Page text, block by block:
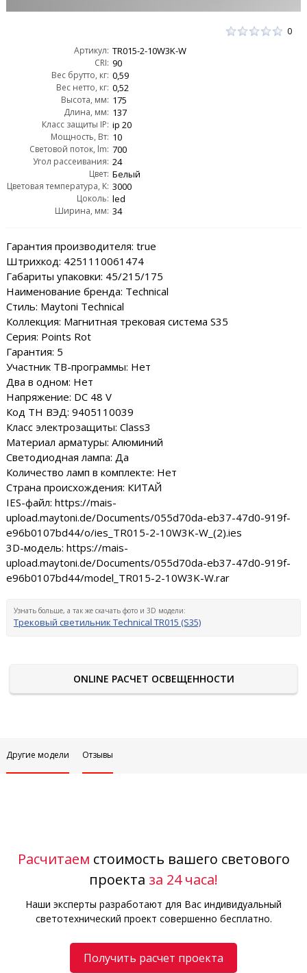
0
Артикул: TR015-2-10W3K-W
CRI: 90
Вес брутто, кг: 0,59
Вес нетто, кг: 0,52
Высота, мм: 175
Длина, мм: 137
Класс защиты IP: ip 20
Мощность, Вт: 10
Световой поток, lm: 700
Угол рассеивания: 24
Цвет: Белый
Цветовая температура, K: 3000
Цоколь: led
Ширина, мм: 34
Гарантия производителя: true
Штрихкод: 4251110061474
Габариты упаковки: 45/215/175
Наименование бренда: Technical
Стиль: Maytoni Technical
Коллекция: Магнитная трековая система S35
Серия: Points Rot
Гарантия: 5
Участник ТВ-программы: Нет
Два в одном: Нет
Напряжение: DC 48 V
Код ТН ВЭД: 9405110039
Класс электрозащиты: Class3
Материал арматуры: Алюминий
Светодиодная лампа: Да
Количество ламп в комплекте: Нет
Страна происхождения: КИТАЙ
IES-файл: https://mais-
upload.maytoni.de/Documents/055d70da-eb37-47d0-919f-
e96b0107bd44/o/ies_TR015-2-10W3K-W_(2).ies
3D-модель: https://mais-
upload.maytoni.de/Documents/055d70da-eb37-47d0-919f-
e96b0107bd44/model_TR015-2-10W3K-W.rar
Узнать больше, а так же скачать фото и 3D модели:
Трековый светильник Technical TR015 (S35)
ONLINE РАСЧЕТ ОСВЕЩЕННОСТИ
Другие модели Отзывы
Расчитаем стоимость вашего светового
проекта за 24 часа!
Наши эксперты разработают для Вас индивидуальный
светотехнический проект совершенно бесплатно.
Получить расчет проекта